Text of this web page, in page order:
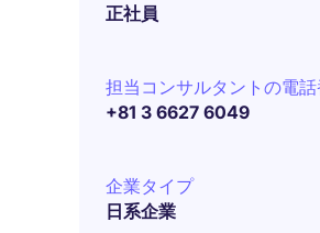
正社員
担当コンサルタントの電
+81 3 6627 6049
企業タイプ
日系企業